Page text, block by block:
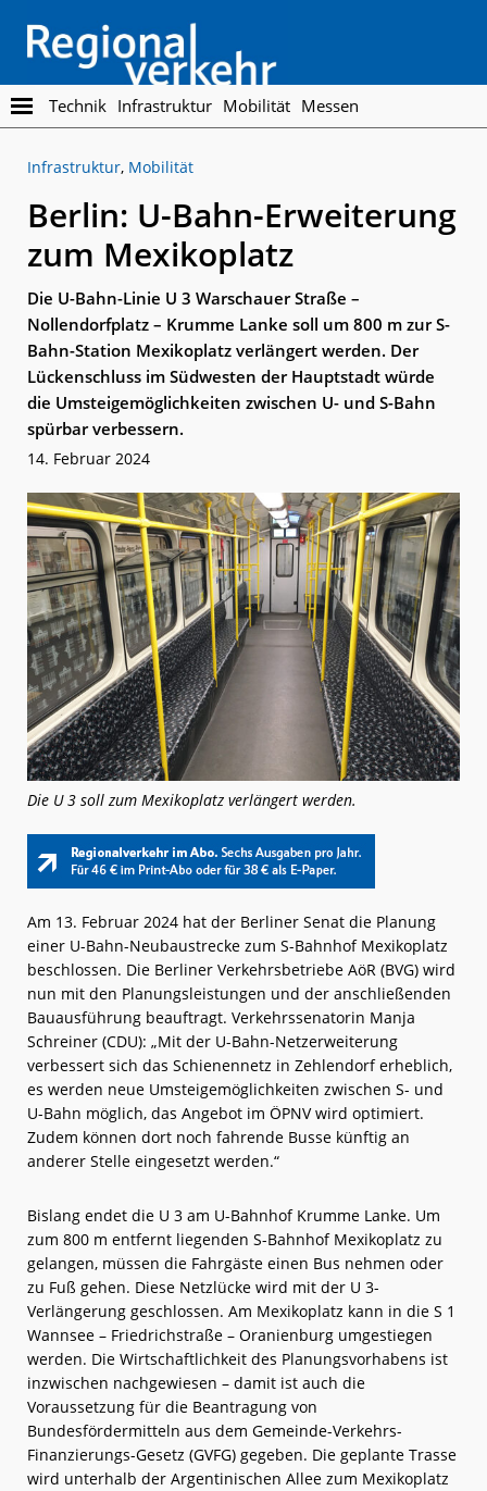
main
content
footer
Regionalverkehr
Die
Fachzeitschrift
den
Personennahverkehr
Technik Infrastruktur Mobilität Messen
Infrastruktur, Mobilität
Berlin: U-Bahn-Erweiterung
zum Mexikoplatz
Die U-Bahn-Linie U 3 Warschauer Straße –
Nollendorfplatz – Krumme Lanke soll um 800 m zur S-
Bahn-Station Mexikoplatz verlängert werden. Der
Lückenschluss im Südwesten der Hauptstadt würde
die Umsteigemöglichkeiten zwischen U- und S-Bahn
spürbar verbessern.
14. Februar 2024
Die U 3 soll zum Mexikoplatz verlängert werden.
Am 13. Februar 2024 hat der Berliner Senat die Planung
einer U-Bahn-Neubaustrecke zum S-Bahnhof Mexikoplatz
beschlossen. Die Berliner Verkehrsbetriebe AöR (BVG) wird
nun mit den Planungsleistungen und der anschließenden
Bauausführung beauftragt. Verkehrssenatorin Manja
Schreiner (CDU): „Mit der U-Bahn-Netzerweiterung
verbessert sich das Schienennetz in Zehlendorf erheblich,
es werden neue Umsteigemöglichkeiten zwischen S- und
U-Bahn möglich, das Angebot im ÖPNV wird optimiert.
Zudem können dort noch fahrende Busse künftig an
anderer Stelle eingesetzt werden.“
Bislang endet die U 3 am U-Bahnhof Krumme Lanke. Um
zum 800 m entfernt liegenden S-Bahnhof Mexikoplatz zu
gelangen, müssen die Fahrgäste einen Bus nehmen oder
zu Fuß gehen. Diese Netzlücke wird mit der U 3-
Verlängerung geschlossen. Am Mexikoplatz kann in die S 1
Wannsee – Friedrichstraße – Oranienburg umgestiegen
werden. Die Wirtschaftlichkeit des Planungsvorhabens ist
inzwischen nachgewiesen – damit ist auch die
Voraussetzung für die Beantragung von
Bundesfördermitteln aus dem Gemeinde-Verkehrs-
Finanzierungs-Gesetz (GVFG) gegeben. Die geplante Trasse
wird unterhalb der Argentinischen Allee zum Mexikoplatz